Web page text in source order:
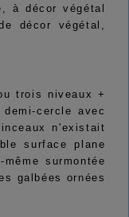
à décor végétal
décor végétal,
trois niveaux +
cercle avec
n'existait
surface plane
surmontée
galbées ornées